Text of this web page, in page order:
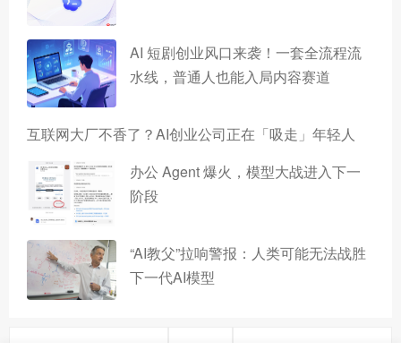
AI 短剧创业风口来袭！一套全流程流
水线，普通人也能入局内容赛道
互联网大厂不香了？AI创业公司正在「吸走」年轻人
办公 Agent 爆火，模型大战进入下一
阶段
“AI教父”拉响警报：人类可能无法战胜
下一代AI模型